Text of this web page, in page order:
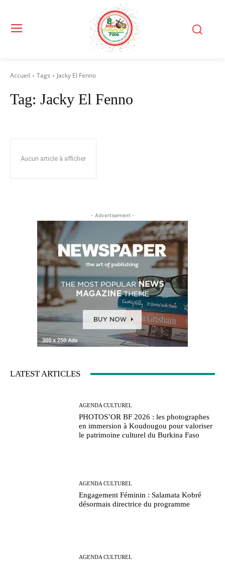
Accueil Tags Jacky El Fenno
Tag: Jacky El Fenno
Aucun article à afficher
- Advertisement -
LATEST ARTICLES
AGENDA CULTUREL
PHOTOS’OR BF 2026 : les photographes
en immersion à Koudougou pour valoriser
le patrimoine culturel du Burkina Faso
AGENDA CULTUREL
Engagement Féminin : Salamata Kobré
désormais directrice du programme
AGENDA CULTUREL